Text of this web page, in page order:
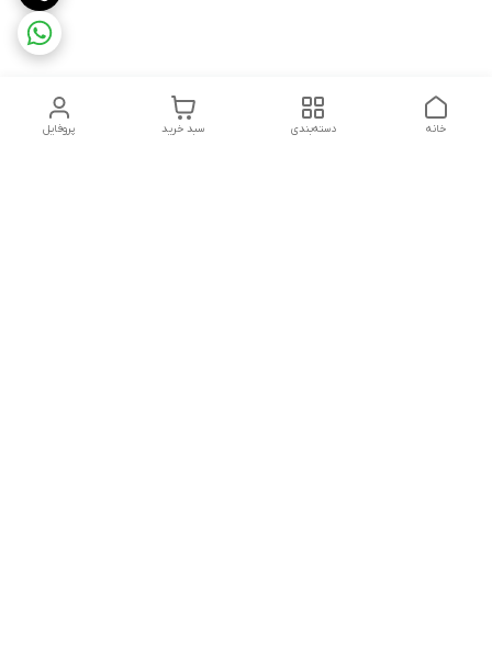
پروفایل سبد خرید دسته‌بندی خانه